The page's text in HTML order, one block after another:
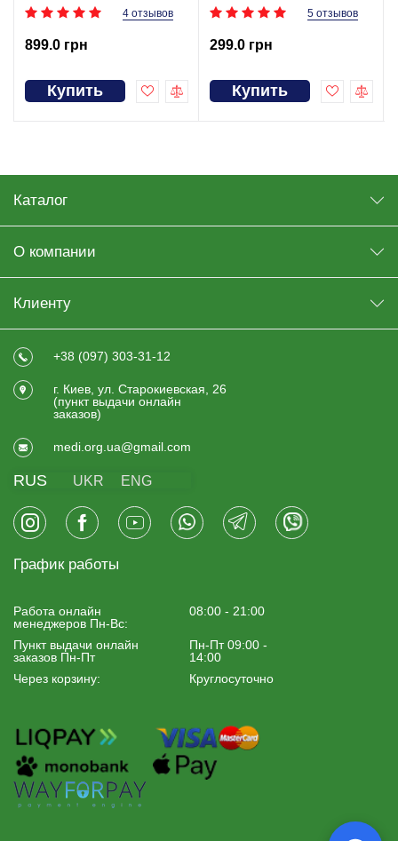
4 отзывов
899.0 грн
Купить
5 отзывов
299.0 грн
Купить
Каталог
О компании
Клиенту
+38 (097) 303-31-12
г. Киев, ул. Старокиевская, 26
(пункт выдачи онлайн
заказов)
medi.org.ua@gmail.com
RUS UKR ENG
График работы
Работа онлайн
менеджеров Пн-Вс:
08:00 - 21:00
Пункт выдачи онлайн
заказов Пн-Пт
Пн-Пт 09:00 -
14:00
Через корзину:
Круглосуточно